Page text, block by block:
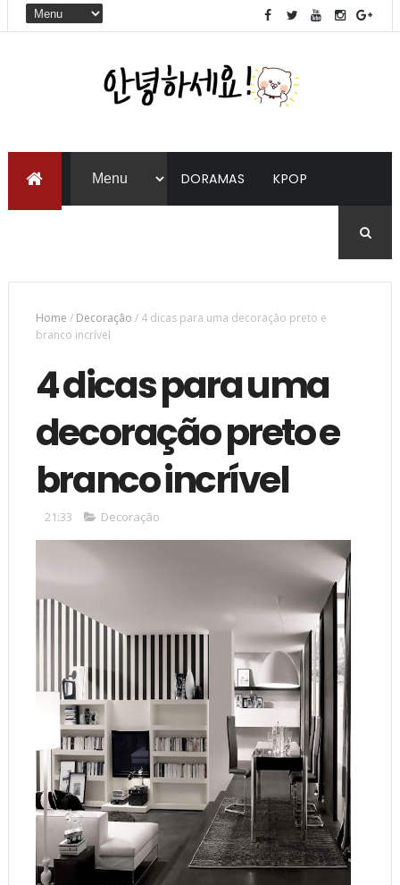
DORAMAS KPOP
Home / Decoração / 4 dicas para uma decoração preto e
branco incrível
4 dicas para uma
decoração preto e
branco incrível
21:33 Decoração